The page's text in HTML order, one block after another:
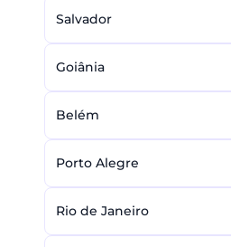
Salvador
Goiânia
Belém
Porto Alegre
Rio de Janeiro